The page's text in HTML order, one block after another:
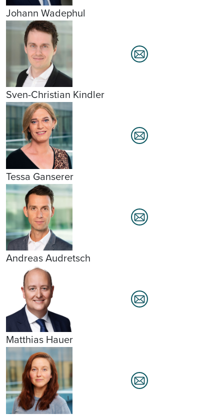
Johann Wadephul
Sven-Christian Kindler
Tessa Ganserer
Andreas Audretsch
Matthias Hauer